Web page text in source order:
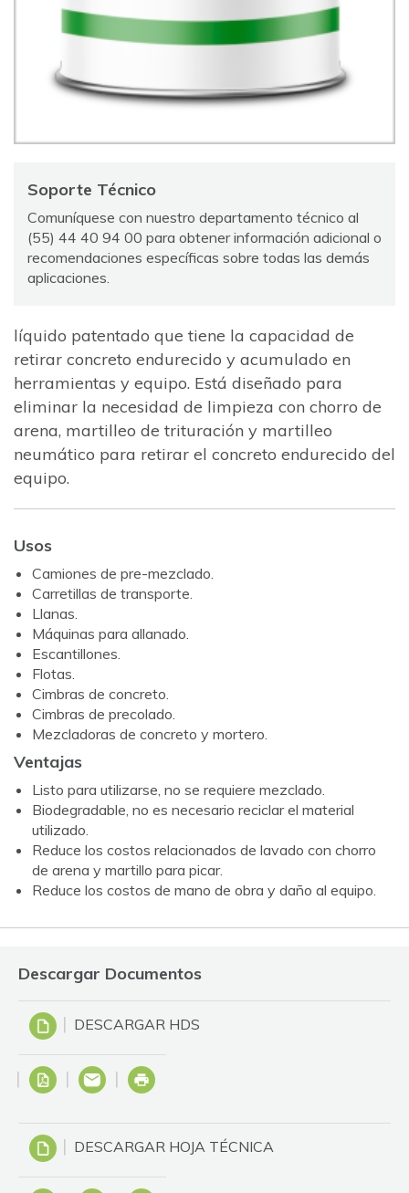
Soporte Técnico
Comuníquese con nuestro departamento técnico al
(55) 44 40 94 00 para obtener información adicional o
recomendaciones específicas sobre todas las demás
aplicaciones.
líquido patentado que tiene la capacidad de
retirar concreto endurecido y acumulado en
herramientas y equipo. Está diseñado para
eliminar la necesidad de limpieza con chorro de
arena, martilleo de trituración y martilleo
neumático para retirar el concreto endurecido del
equipo.
Usos
Camiones de pre-mezclado.
Carretillas de transporte.
Llanas.
Máquinas para allanado.
Escantillones.
Flotas.
Cimbras de concreto.
Cimbras de precolado.
Mezcladoras de concreto y mortero.
Ventajas
Listo para utilizarse, no se requiere mezclado.
Biodegradable, no es necesario reciclar el material
utilizado.
Reduce los costos relacionados de lavado con chorro
de arena y martillo para picar.
Reduce los costos de mano de obra y daño al equipo.
Descargar Documentos
DESCARGAR HDS
DESCARGAR HOJA TÉCNICA